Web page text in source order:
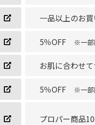
一品以上のお
5％OFF ※一部
お肌に合わせ
5％OFF ※一部
プロパー商品